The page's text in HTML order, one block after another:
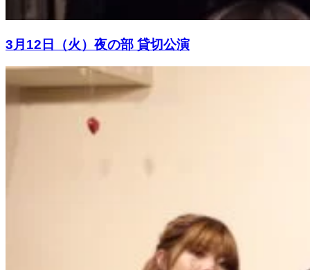
3月12日（火）夜の部 貸切公演